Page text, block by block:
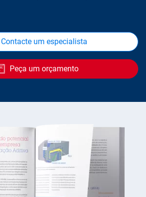
Contacte um especialista
Peça um orçamento